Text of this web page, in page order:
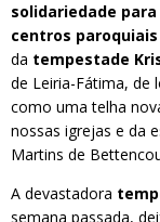
solidariedade
centros paroquiais
da tempestade
de Leiria-Fátima, de
como uma telha
nossas igrejas e da
Martins de
A devastadora
semana passada,